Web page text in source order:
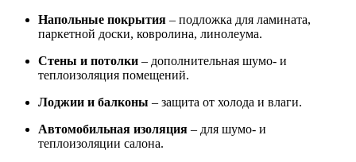
Напольные покрытия – подложка для ламината,
паркетной доски, ковролина, линолеума.
Стены и потолки – дополнительная шумо- и
теплоизоляция помещений.
Лоджии и балконы – защита от холода и влаги.
Автомобильная изоляция – для шумо- и
теплоизоляции салона.